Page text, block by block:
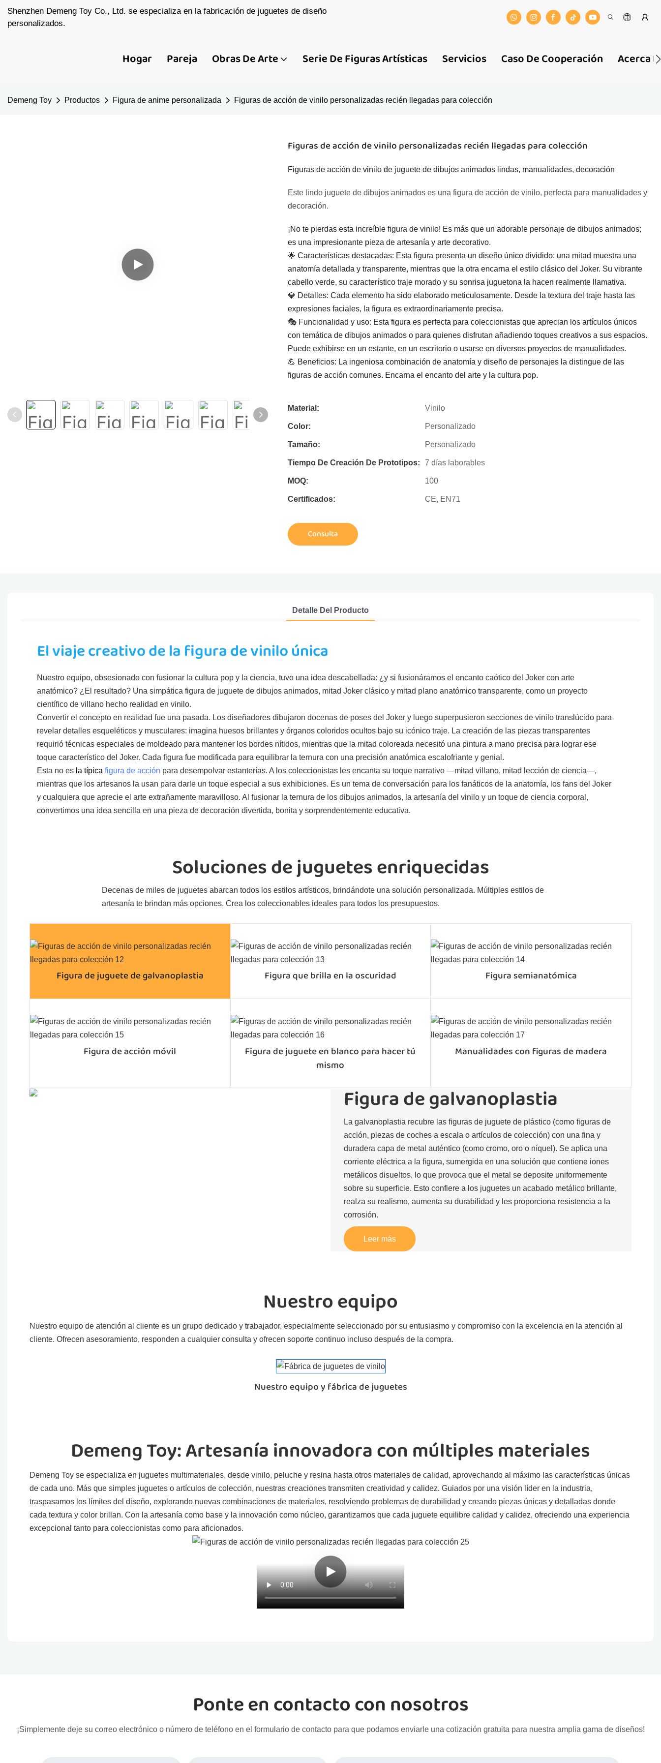
Shenzhen Demeng Toy Co., Ltd. se especializa en la fabricación de juguetes de diseño
personalizados.
Hogar Pareja Obras De Arte Serie De Figuras Artísticas Servicios Caso De Cooperación Acerca
Demeng Toy Productos Figura de anime personalizada Figuras de acción de vinilo personalizadas recién llegadas para colección
Figuras de acción de vinilo personalizadas recién llegadas para colección
Figuras de acción de vinilo de juguete de dibujos animados lindas, manualidades, decoración
Este lindo juguete de dibujos animados es una figura de acción de vinilo, perfecta para manualidades y
decoración.
¡No te pierdas esta increíble figura de vinilo! Es más que un adorable personaje de dibujos animados;
es una impresionante pieza de artesanía y arte decorativo.
🌟 Características destacadas: Esta figura presenta un diseño único dividido: una mitad muestra una
anatomía detallada y transparente, mientras que la otra encarna el estilo clásico del Joker. Su vibrante
cabello verde, su característico traje morado y su sonrisa juguetona la hacen realmente llamativa.
💎 Detalles: Cada elemento ha sido elaborado meticulosamente. Desde la textura del traje hasta las
expresiones faciales, la figura es extraordinariamente precisa.
🎭 Funcionalidad y uso: Esta figura es perfecta para coleccionistas que aprecian los artículos únicos
con temática de dibujos animados o para quienes disfrutan añadiendo toques creativos a sus espacios.
Puede exhibirse en un estante, en un escritorio o usarse en diversos proyectos de manualidades.
💪 Beneficios: La ingeniosa combinación de anatomía y diseño de personajes la distingue de las
figuras de acción comunes. Encarna el encanto del arte y la cultura pop.
Material: Vinilo
Color: Personalizado
Tamaño: Personalizado
Tiempo De Creación De Prototipos: 7 días laborables
MOQ: 100
Certificados: CE, EN71
Consulta
Detalle Del Producto
El viaje creativo de la figura de vinilo única
Nuestro equipo, obsesionado con fusionar la cultura pop y la ciencia, tuvo una idea descabellada: ¿y si fusionáramos el encanto caótico del Joker con arte
anatómico? ¿El resultado? Una simpática figura de juguete de dibujos animados, mitad Joker clásico y mitad plano anatómico transparente, como un proyecto
científico de villano hecho realidad en vinilo.
Convertir el concepto en realidad fue una pasada. Los diseñadores dibujaron docenas de poses del Joker y luego superpusieron secciones de vinilo translúcido para
revelar detalles esqueléticos y musculares: imagina huesos brillantes y órganos coloridos ocultos bajo su icónico traje. La creación de las piezas transparentes
requirió técnicas especiales de moldeado para mantener los bordes nítidos, mientras que la mitad coloreada necesitó una pintura a mano precisa para lograr ese
toque característico del Joker. Cada figura fue modificada para equilibrar la ternura con una precisión anatómica escalofriante y genial.
Esta no es la típica figura de acción para desempolvar estanterías. A los coleccionistas les encanta su toque narrativo —mitad villano, mitad lección de ciencia—,
mientras que los artesanos la usan para darle un toque especial a sus exhibiciones. Es un tema de conversación para los fanáticos de la anatomía, los fans del Joker
y cualquiera que aprecie el arte extrañamente maravilloso. Al fusionar la ternura de los dibujos animados, la artesanía del vinilo y un toque de ciencia corporal,
convertimos una idea sencilla en una pieza de decoración divertida, bonita y sorprendentemente educativa.
Soluciones de juguetes enriquecidas
Decenas de miles de juguetes abarcan todos los estilos artísticos, brindándote una solución personalizada. Múltiples estilos de
artesanía te brindan más opciones. Crea los coleccionables ideales para todos los presupuestos.
Figura de juguete de galvanoplastia Figura que brilla en la oscuridad Figura semianatómica
Figura de acción móvil
Figura de juguete en blanco para hacer tú
mismo
Manualidades con figuras de madera
Figura de galvanoplastia
La galvanoplastia recubre las figuras de juguete de plástico (como figuras de
acción, piezas de coches a escala o artículos de colección) con una fina y
duradera capa de metal auténtico (como cromo, oro o níquel). Se aplica una
corriente eléctrica a la figura, sumergida en una solución que contiene iones
metálicos disueltos, lo que provoca que el metal se deposite uniformemente
sobre su superficie. Esto confiere a los juguetes un acabado metálico brillante,
realza su realismo, aumenta su durabilidad y les proporciona resistencia a la
corrosión.
Leer más
Nuestro equipo
Nuestro equipo de atención al cliente es un grupo dedicado y trabajador, especialmente seleccionado por su entusiasmo y compromiso con la excelencia en la atención al
cliente. Ofrecen asesoramiento, responden a cualquier consulta y ofrecen soporte continuo incluso después de la compra.
Nuestro equipo y fábrica de juguetes
Demeng Toy: Artesanía innovadora con múltiples materiales
Demeng Toy se especializa en juguetes multimateriales, desde vinilo, peluche y resina hasta otros materiales de calidad, aprovechando al máximo las características únicas
de cada uno. Más que simples juguetes o artículos de colección, nuestras creaciones transmiten creatividad y calidez. Guiados por una visión líder en la industria,
traspasamos los límites del diseño, explorando nuevas combinaciones de materiales, resolviendo problemas de durabilidad y creando piezas únicas y detalladas donde
cada textura y color brillan. Con la artesanía como base y la innovación como núcleo, garantizamos que cada juguete equilibre calidad y calidez, ofreciendo una experiencia
excepcional tanto para coleccionistas como para aficionados.
Ponte en contacto con nosotros
¡Simplemente deje su correo electrónico o número de teléfono en el formulario de contacto para que podamos enviarle una cotización gratuita para nuestra amplia gama de diseños!